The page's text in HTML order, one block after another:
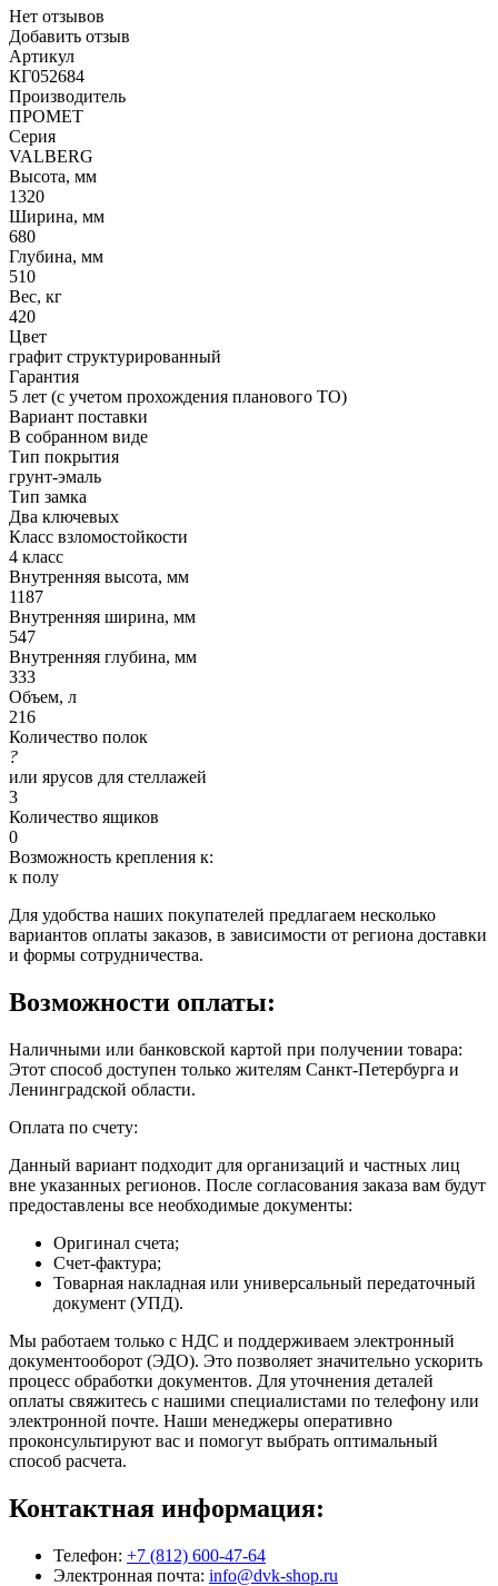
Нет отзывов
Добавить отзыв
Артикул
КГ052684
Производитель
ПРОМЕТ
Серия
VALBERG
Высота, мм
1320
Ширина, мм
680
Глубина, мм
510
Вес, кг
420
Цвет
графит структурированный
Гарантия
5 лет (с учетом прохождения планового ТО)
Вариант поставки
В собранном виде
Тип покрытия
грунт-эмаль
Тип замка
Два ключевых
Класс взломостойкости
4 класс
Внутренняя высота, мм
1187
Внутренняя ширина, мм
547
Внутренняя глубина, мм
333
Объем, л
216
Количество полок
?
или ярусов для стеллажей
3
Количество ящиков
0
Возможность крепления к:
к полу
Для удобства наших покупателей предлагаем несколько
вариантов оплаты заказов, в зависимости от региона доставки
и формы сотрудничества.
Возможности оплаты:
Наличными или банковской картой при получении товара:
Этот способ доступен только жителям Санкт-Петербурга и
Ленинградской области.
Оплата по счету:
Данный вариант подходит для организаций и частных лиц
вне указанных регионов. После согласования заказа вам будут
предоставлены все необходимые документы:
Оригинал счета;
Счет-фактура;
Товарная накладная или универсальный передаточный
документ (УПД).
Мы работаем только с НДС и поддерживаем электронный
документооборот (ЭДО). Это позволяет значительно ускорить
процесс обработки документов. Для уточнения деталей
оплаты свяжитесь с нашими специалистами по телефону или
электронной почте. Наши менеджеры оперативно
проконсультируют вас и помогут выбрать оптимальный
способ расчета.
Контактная информация:
Телефон: +7 (812) 600-47-64
Электронная почта: info@dvk-shop.ru